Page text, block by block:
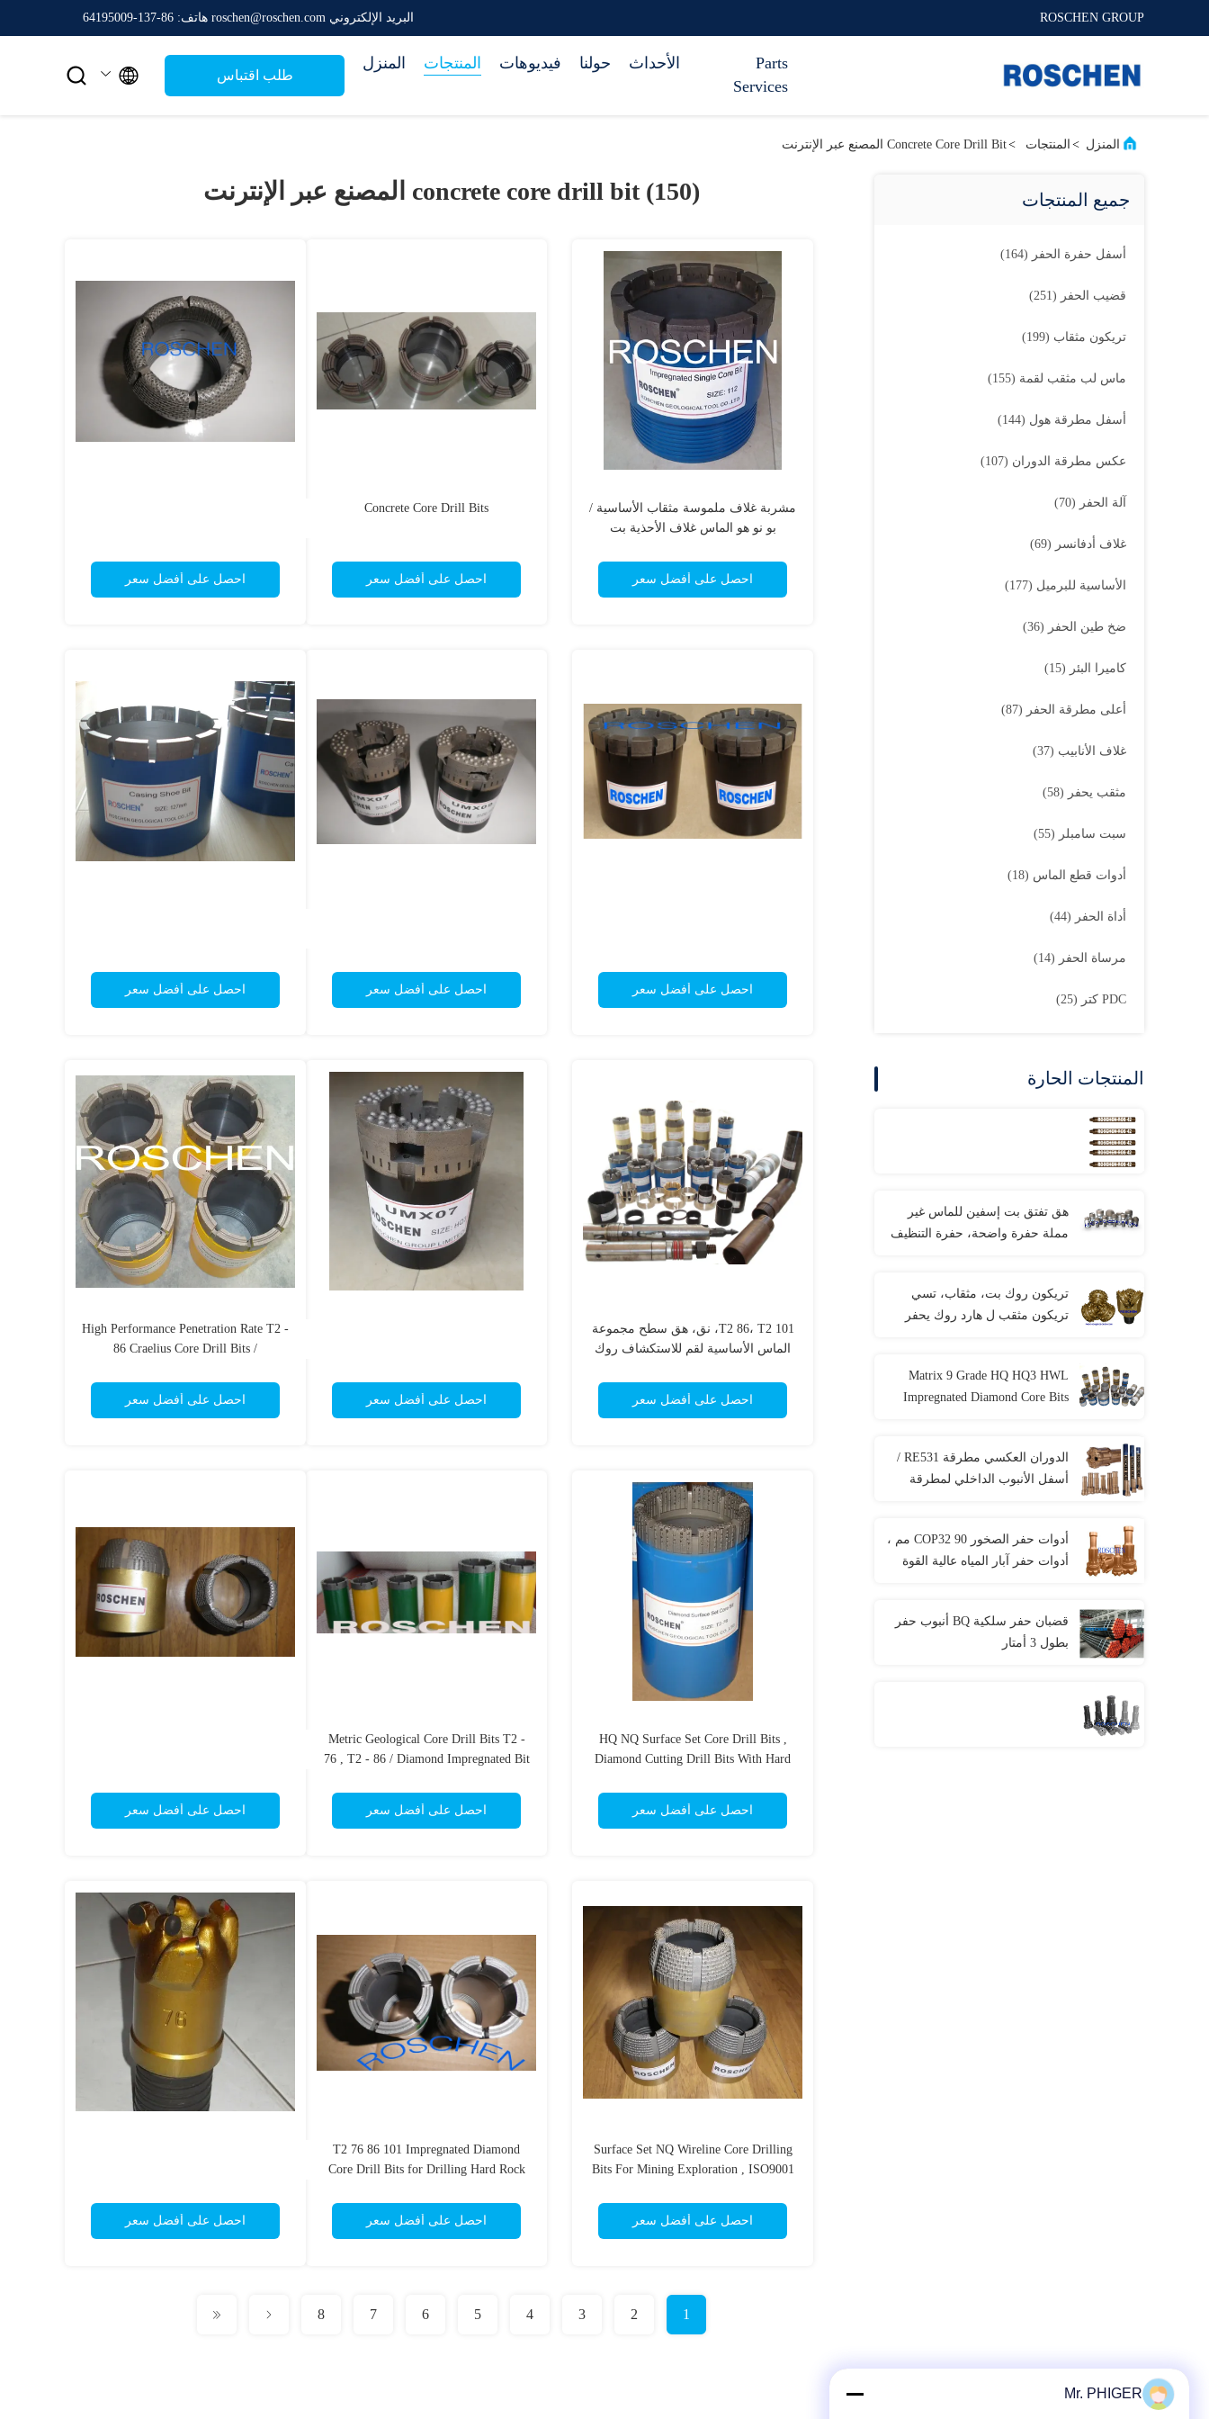
ROSCHEN GROUP البريد الإلكتروني roschen@roschen.com هاتف: 86-137-64195009
المنزل المنتجات فيديوهات حولنا الأحداث
Parts
Services
طلب اقتباس 

المنزل > المنتجات >Concrete Core Drill Bit المصنع عبر الإنترنت
جميع المنتجات
أسفل حفرة الحفر (164)
قضيب الحفر (251)
تريكون مثقاب (199)
ماس لب مثقب لقمة (155)
أسفل مطرقة هول (144)
عكس مطرقة الدوران (107)
آلة الحفر (70)
غلاف أدفانسر (69)
الأساسية للبرميل (177)
ضخ طين الحفر (36)
كاميرا البئر (15)
أعلى مطرقة الحفر (87)
غلاف الأنابيب (37)
مثقب يحفر (58)
سبت سامبلر (55)
أدوات قطع الماس (18)
أداة الحفر (44)
مرساة الحفر (14)
PDC كتر (25)
المنتجات الحارة
هق تفتق بت إسفين للماس غير
مملة حفرة واضحة، حفرة التنظيف
تريكون روك بت، مثقاب، تسي
تريكون مثقب ل هارد روك يحفر
Matrix 9 Grade HQ HQ3 HWL
Impregnated Diamond Core Bits
الدوران العكسي مطرقة RE531 /
أسفل الأنبوب الداخلي لمطرقة
أدوات حفر الصخور COP32 90 مم ،
أدوات حفر آبار المياه عالية القوة
قضبان حفر سلكية BQ أنبوب حفر
بطول 3 أمتار
concrete core drill bit (150) المصنع عبر الإنترنت
مشربة غلاف ملموسة مثقاب الأساسية /
بو نو هو الماس غلاف الأحذية بت
احصل على أفضل سعر
Concrete Core Drill Bits
احصل على أفضل سعر احصل على أفضل سعر
احصل على أفضل سعر احصل على أفضل سعر احصل على أفضل سعر
T2 86، T2 101، نق، هق سطح مجموعة
الماس الأساسية لقم للاستكشاف روك
احصل على أفضل سعر احصل على أفضل سعر
High Performance Penetration Rate T2 -
86 Craelius Core Drill Bits /
احصل على أفضل سعر
HQ NQ Surface Set Core Drill Bits ,
Diamond Cutting Drill Bits With Hard
احصل على أفضل سعر
Metric Geological Core Drill Bits T2 -
76 , T2 - 86 / Diamond Impregnated Bit
احصل على أفضل سعر
احصل على أفضل سعر
Surface Set NQ Wireline Core Drilling
Bits For Mining Exploration , ISO9001
احصل على أفضل سعر
T2 76 86 101 Impregnated Diamond
Core Drill Bits for Drilling Hard Rock
احصل على أفضل سعر احصل على أفضل سعر
1
2
3
4
5
6
7
8
Mr. PHIGER